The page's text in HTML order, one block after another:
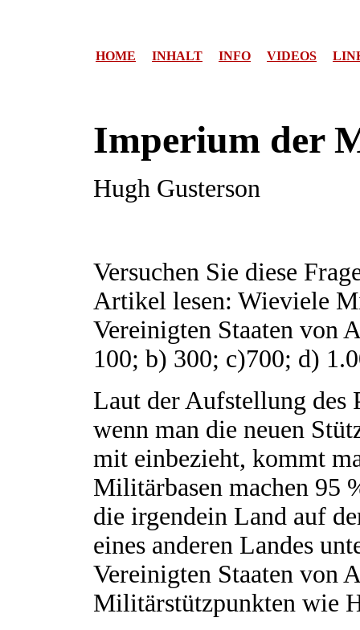
HOME INHALT INFO VIDEOS
Imperium der
Hugh Gusterson
Versuchen Sie diese
Artikel lesen: Wieviele
Vereinigten Staaten von
100; b) 300; c)700; d)
Laut der Aufstellung des
wenn man die neuen
mit einbezieht, kommt
Militärbasen machen 95
die irgendein Land auf
eines anderen Landes
Vereinigten Staaten von
Militärstützpunkten wie